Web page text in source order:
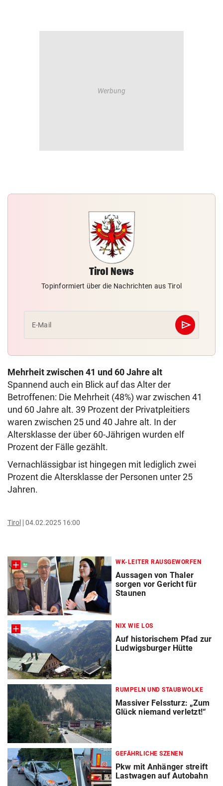
Tirol News
Topinformiert über die Nachrichten aus Tirol
E-Mail send
Abschicken
Mehrheit zwischen 41 und 60 Jahre alt
Spannend auch ein Blick auf das Alter der
Betroffenen: Die Mehrheit (48%) war zwischen 41
und 60 Jahre alt. 39 Prozent der Privatpleitiers
waren zwischen 25 und 40 Jahre alt. In der
Altersklasse der über 60-Jährigen wurden elf
Prozent der Fälle gezählt.
Vernachlässigbar ist hingegen mit lediglich zwei
Prozent die Altersklasse der Personen unter 25
Jahren.
Tirol 04.02.2025 16:00
WK-LEITER RAUSGEWORFEN
Aussagen von Thaler
sorgen vor Gericht für
Staunen
NIX WIE LOS
Auf historischem Pfad zur
Ludwigsburger Hütte
RUMPELN UND STAUBWOLKE
Massiver Felssturz: „Zum
Glück niemand verletzt!“
GEFÄHRLICHE SZENEN
Pkw mit Anhänger streift
Lastwagen auf Autobahn